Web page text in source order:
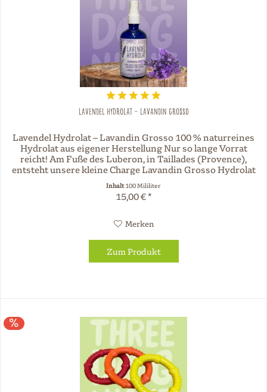
Lavendel Hydrolat – Lavandin Grosso
Lavendel Hydrolat – Lavandin Grosso 100 % naturreines
Hydrolat aus eigener Herstellung Nur so lange Vorrat
reicht! Am Fuße des Luberon, in Taillades (Provence),
entsteht unsere kleine Charge Lavandin Grosso Hydrolat
mit viel Liebe und...
Inhalt100 Mililiter
15,00 € *
Merken
Zum Produkt